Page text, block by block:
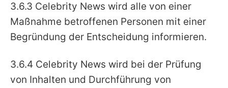
3.6.3 Celebrity News wird alle von einer
Maßnahme betroffenen Personen mit einer
Begründung der Entscheidung informieren.
3.6.4 Celebrity News wird bei der Prüfung
von Inhalten und Durchführung von